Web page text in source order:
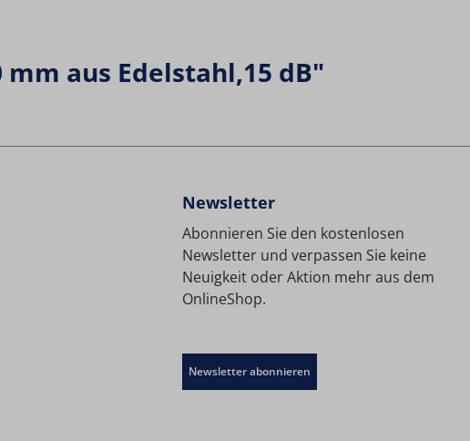
aus Edelstahl,15 dB"
Newsletter
Abonnieren Sie den kostenlosen
Newsletter und verpassen Sie keine
Neuigkeit oder Aktion mehr aus dem
OnlineShop.
Newsletter abonnieren